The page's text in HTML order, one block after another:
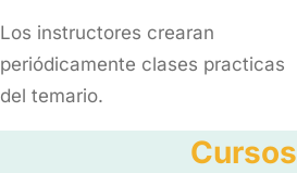
Los instructores crearan
periódicamente clases practicas
del temario.
Cursos